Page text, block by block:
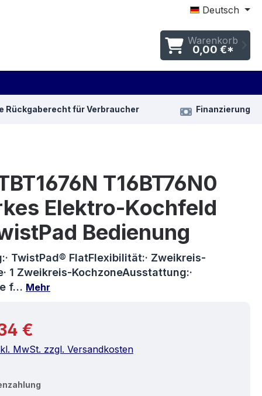
Deutsch
Warenkorb
0,00 €*
Rückgaberecht für Verbraucher Finanzierung
T16BT76N0
Elektro-Kochfeld
Bedienung
TwistPad® FlatFlexibilität:· Zweikreis-
1 Zweikreis-KochzoneAusstattung:·
f… Mehr
Preis:
€
MwSt. zzgl. Versandkosten